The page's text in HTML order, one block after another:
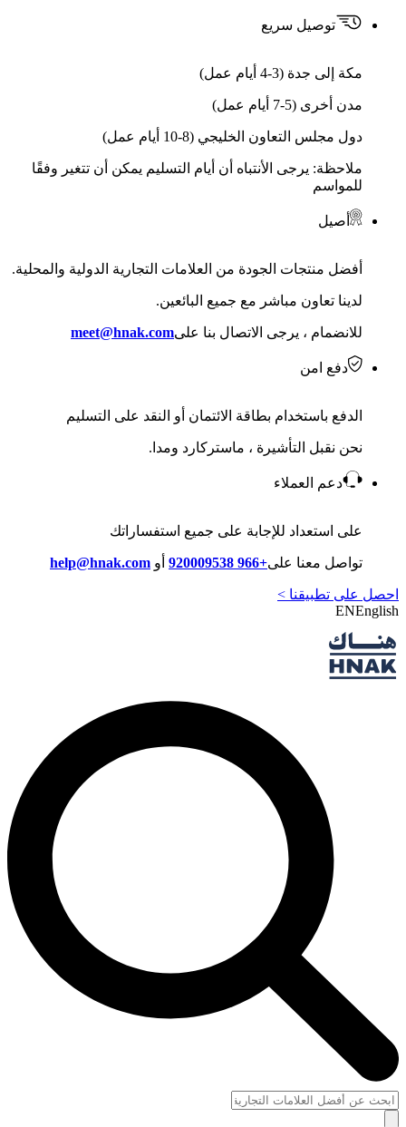
توصيل سريع
مكة إلى جدة (3-4 أيام عمل)
مدن أخرى (5-7 أيام عمل)
دول مجلس التعاون الخليجي (8-10 أيام عمل)
ملاحظة: يرجى الأنتباه أن أيام التسليم يمكن أن تتغير وفقًا
للمواسم
أصيل
أفضل منتجات الجودة من العلامات التجارية الدولية والمحلية.
لدينا تعاون مباشر مع جميع البائعين.
للانضمام ، يرجى الاتصال بنا علىmeet@hnak.com
دفع امن
الدفع باستخدام بطاقة الائتمان أو النقد على التسليم
نحن نقبل التأشيرة ، ماستركارد ومدا.
دعم العملاء
على استعداد للإجابة على جميع استفساراتك
تواصل معنا على+966 920009538 أو help@hnak.com
احصل على تطبيقنا >
ENEnglish